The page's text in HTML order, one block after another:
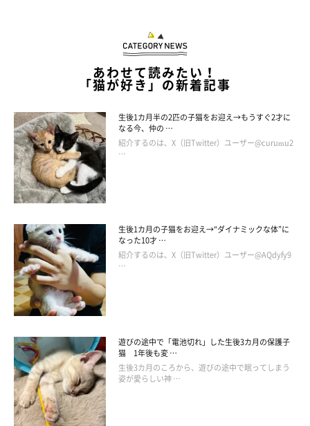
「イヌくん」はヤマネコくんの一番のお気に入りのおも
「ぬいぐるみを貰ってテンションぶち上げのネコ」
あわせて読みたい！
「猫が好き」の新着記事
生後1カ月半の2匹の子猫をお迎え→もうすぐ2才に
なる今、仲の …
紹介するのは、X（旧Twitter）ユーザー@curumu2
…
生後1カ月の子猫をお迎え→“ダイナミックな体”に
なった10才 …
紹介するのは、X（旧Twitter）ユーザー@AQdyfy9
…
遊びの途中で「電池切れ」した生後3カ月の保護子
猫 1年後も変 …
生後3カ月のころから、遊びの途中で眠ってしまう
姿が愛らしい神 …